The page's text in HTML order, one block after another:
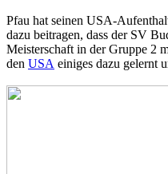
Pfau hat seinen USA-
dazu beitragen, dass der SV
Meisterschaft in der Gruppe 2
den USA einiges dazu gelernt